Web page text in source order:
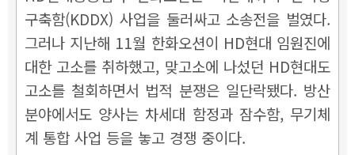
구축함(KDDX) 사업을 둘러싸고 소송전을 벌였다.
그러나 지난해 11월 한화오션이 HD현대 임원진에
대한 고소를 취하했고, 맞고소에 나섰던 HD현대도
고소를 철회하면서 법적 분쟁은 일단락됐다. 방산
분야에서도 양사는 차세대 함정과 잠수함, 무기체
계 통합 사업 등을 놓고 경쟁 중이다.